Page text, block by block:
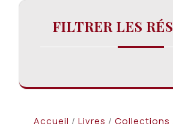
Accueil / Livres / Collections
FILTRER LES